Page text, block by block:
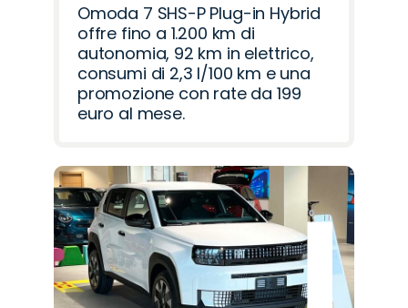
Omoda 7 SHS-P Plug-in Hybrid
offre fino a 1.200 km di
autonomia, 92 km in elettrico,
consumi di 2,3 l/100 km e una
promozione con rate da 199
euro al mese.